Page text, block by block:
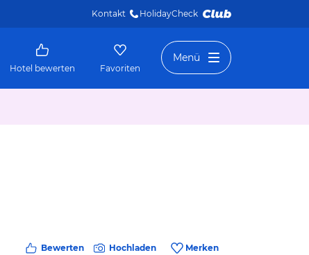
Kontakt HolidayCheck
Hotel bewerten Favoriten
Menü
Bewerten Hochladen Merken